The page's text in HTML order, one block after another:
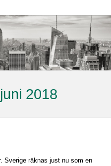
juni 2018
Sverige räknas just nu som en